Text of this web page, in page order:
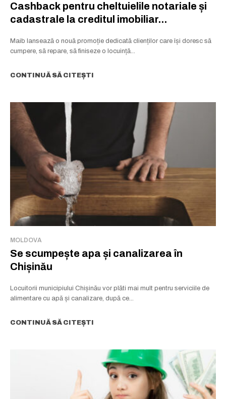
Cashback pentru cheltuielile notariale și
cadastrale la creditul imobiliar...
Maib lansează o nouă promoție dedicată clienților care își doresc să
cumpere, să repare, să finiseze o locuință...
CONTINUĂ SĂ CITEȘTI
MOLDOVA
Se scumpește apa și canalizarea în
Chișinău
Locuitorii municipiului Chișinău vor plăti mai mult pentru serviciile de
alimentare cu apă și canalizare, după ce...
CONTINUĂ SĂ CITEȘTI